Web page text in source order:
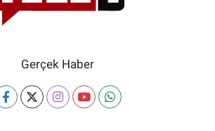
Gerçek Haber